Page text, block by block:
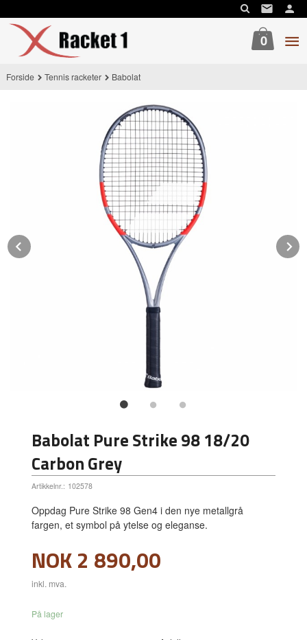
til
innholdet
0
Forside Tennis racketer Babolat
Babolat Pure Strike 98 18/20
Carbon Grey
Artikkelnr.: 102578
Oppdag Pure Strike 98 Gen4 i den nye metallgrå
fargen, et symbol på ytelse og eleganse.
Pris
NOK2 890,00
inkl. mva.
På lager